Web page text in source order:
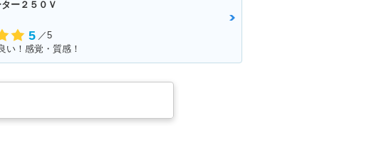
ー２５０Ｖ
5 ／5
い！感覚・質感！